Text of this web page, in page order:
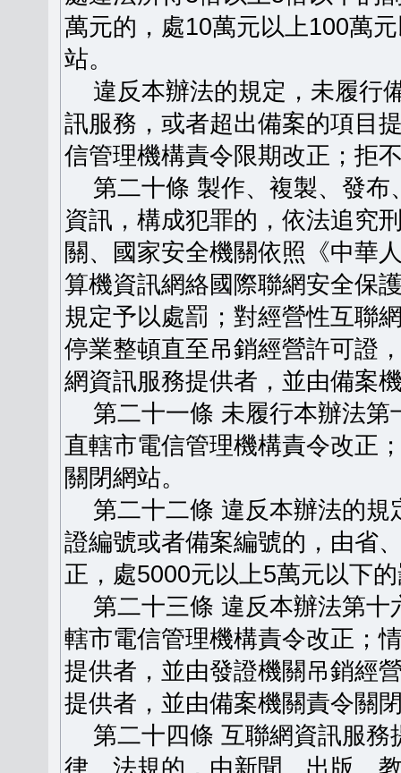
萬元的，處10萬元以上100萬
站。
違反本辦法的規定，未履行
訊服務，或者超出備案的項目
信管理機構責令限期改正；拒
第二十條 製作、複製、發布
資訊，構成犯罪的，依法追究
關、國家安全機關依照《中華
算機資訊網絡國際聯網安全保
規定予以處罰；對經營性互聯
停業整頓直至吊銷經營許可證
網資訊服務提供者，並由備案
第二十一條 未履行本辦法第
直轄市電信管理機構責令改正
關閉網站。
第二十二條 違反本辦法的規
證編號或者備案編號的，由省
正，處5000元以上5萬元以下
第二十三條 違反本辦法第十
轄市電信管理機構責令改正；
提供者，並由發證機關吊銷經
提供者，並由備案機關責令關
第二十四條 互聯網資訊服務
律、法規的，由新聞、出版、